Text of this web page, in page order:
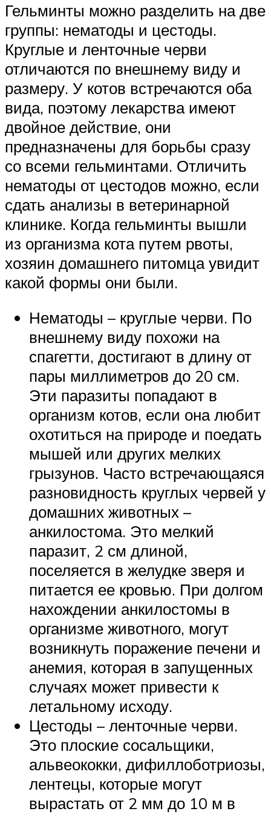
Гельминты можно разделить на две
группы: нематоды и цестоды.
Круглые и ленточные черви
отличаются по внешнему виду и
размеру. У котов встречаются оба
вида, поэтому лекарства имеют
двойное действие, они
предназначены для борьбы сразу
со всеми гельминтами. Отличить
нематоды от цестодов можно, если
сдать анализы в ветеринарной
клинике. Когда гельминты вышли
из организма кота путем рвоты,
хозяин домашнего питомца увидит
какой формы они были.
Нематоды – круглые черви. По
внешнему виду похожи на
спагетти, достигают в длину от
пары миллиметров до 20 см.
Эти паразиты попадают в
организм котов, если она любит
охотиться на природе и поедать
мышей или других мелких
грызунов. Часто встречающаяся
разновидность круглых червей у
домашних животных –
анкилостома. Это мелкий
паразит, 2 см длиной,
поселяется в желудке зверя и
питается ее кровью. При долгом
нахождении анкилостомы в
организме животного, могут
возникнуть поражение печени и
анемия, которая в запущенных
случаях может привести к
летальному исходу.
Цестоды – ленточные черви.
Это плоские сосальщики,
альвеококки, дифиллоботриозы,
лентецы, которые могут
вырастать от 2 мм до 10 м в